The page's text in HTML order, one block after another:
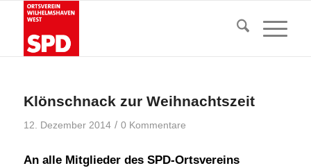
Klönschnack zur Weihnachtszeit
12. Dezember 2014 / 0 Kommentare
An alle Mitglieder des SPD-Ortsvereins